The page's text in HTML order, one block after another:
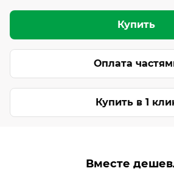
Купить
Оплата
Купить в 1
Вместе